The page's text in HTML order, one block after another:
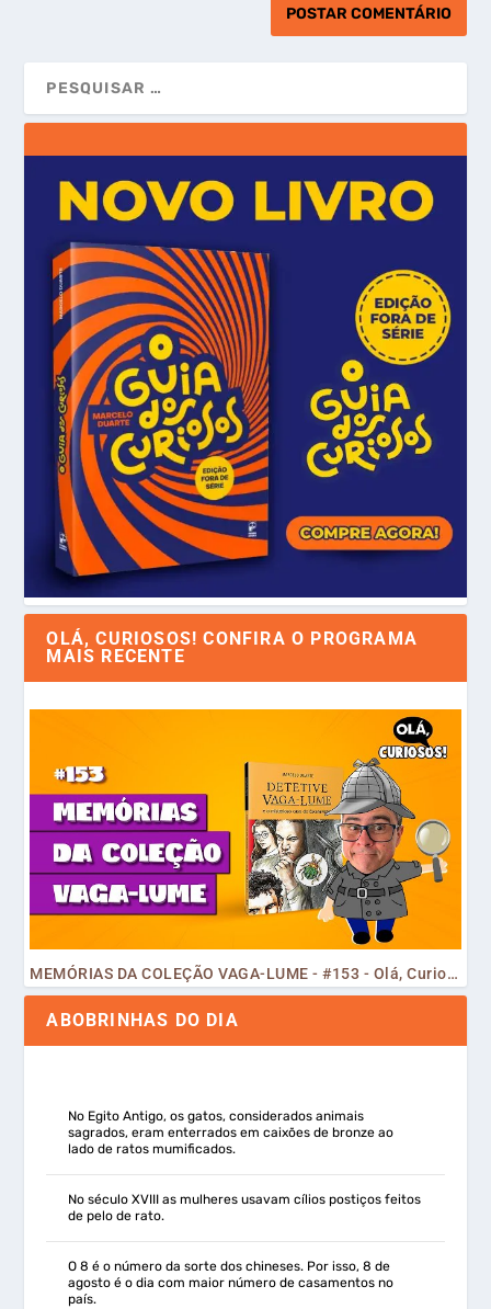
OLÁ, CURIOSOS! CONFIRA O PROGRAMA
MAIS RECENTE
MEMÓRIAS DA COLEÇÃO VAGA-LUME - #153 - Olá, Curiosos! 2023
ABOBRINHAS DO DIA
No Egito Antigo, os gatos, considerados animais
sagrados, eram enterrados em caixões de bronze ao
lado de ratos mumificados.
No século XVIII as mulheres usavam cílios postiços feitos
de pelo de rato.
O 8 é o número da sorte dos chineses. Por isso, 8 de
agosto é o dia com maior número de casamentos no
país.